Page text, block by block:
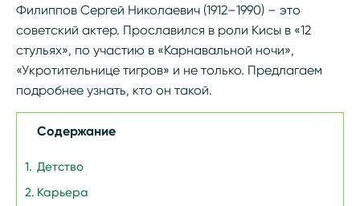
Филиппов Сергей Николаевич (1912–1990) – это
советский актер. Прославился в роли Кисы в «12
стульях», по участию в «Карнавальной ночи»,
«Укротительнице тигров» и не только. Предлагаем
подробнее узнать, кто он такой.
Содержание
Детство
Карьера